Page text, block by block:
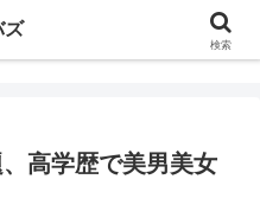
、高学歴で美男美女
ズ
検索